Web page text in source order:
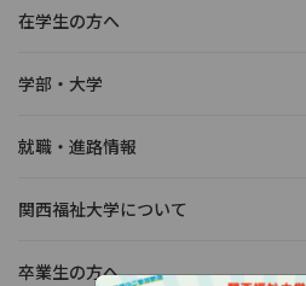
在学生の方へ
学部・大学
就職・進路情報
関西福祉大学について
卒業生の方へ